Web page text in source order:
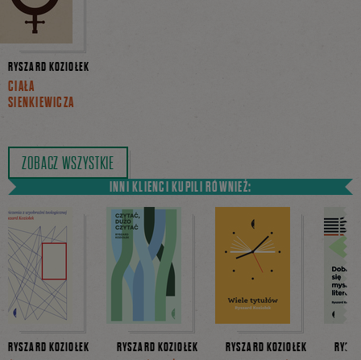
RYSZARD KOZIOŁEK
CIAŁA
SIENKIEWICZA
ZOBACZ WSZYSTKIE
INNI KLIENCI KUPILI RÓWNIEŻ:
RYSZARD KOZIOŁEK RYSZARD KOZIOŁEK RYSZARD KOZIOŁEK